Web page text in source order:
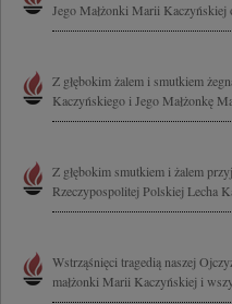
Jego Małżonki Marii
Z głębokim żalem i smutkiem
Kaczyńskiego i Jego Małżonkę
Z głębokim smutkiem i żalem
Rzeczypospolitej Polskiej Lecha
Wstrząśnięci tragedią naszej
małżonki Marii Kaczyńskiej i